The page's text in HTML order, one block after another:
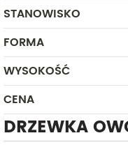
KWIECIEŃ
MAJ
CZERWIEC
LIPIEC
SIERPIEŃ
STYCZEŃ
LUTY
MAJ
CZERWIEC
LIPIEC
SIERPIEŃ
WRZESIEŃ
STANOWISKO
CIEŃ
PÓŁCIEŃ
SŁONECZNE
FORMA
ROŚLINA Z GOŁYM
ROŚLINA W POJEMNIKU
WYSOKOŚĆ
Od
CENA
Od Do
DRZEWKA